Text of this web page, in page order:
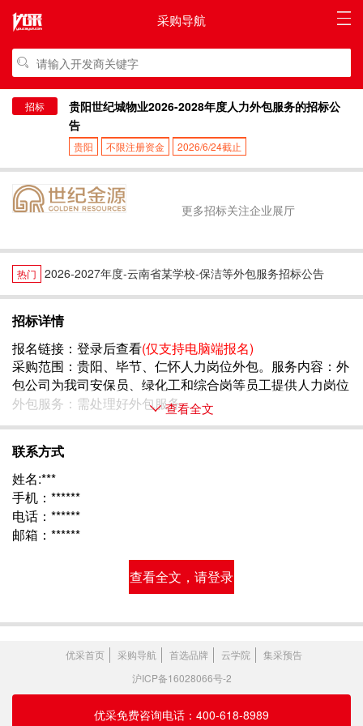
采购导航
招标
贵阳世纪城物业2026-2028年度人力外包服务的招标公
告
贵阳 不限注册资金 2026/6/24截止
更多招标关注企业展厅
热门 2026-2027年度-云南省某学校-保洁等外包服务招标公告
招标详情
报名链接： 登录后查看(仅支持电脑端报名)
采购范围：贵阳、毕节、仁怀人力岗位外包。服务内容：外
包公司为我司安保员、绿化工和综合岗等员工提供人力岗位
外包服务：需处理好外包服务 查看全文
联系方式
姓名:***
手机：******
电话：******
邮箱：******
查看全文，请登录
优采首页 采购导航 首选品牌 云学院
集采预告
沪ICP备16028066号-2
优采免费咨询电话：400-618-8989